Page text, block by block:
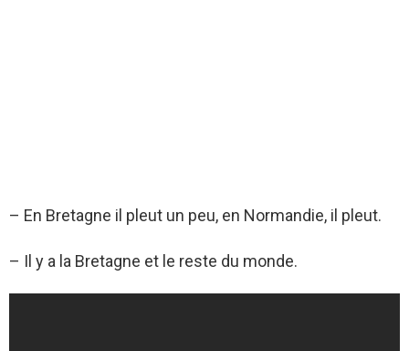
– En Bretagne il pleut un peu, en Normandie, il pleut.
– Il y a la Bretagne et le reste du monde.